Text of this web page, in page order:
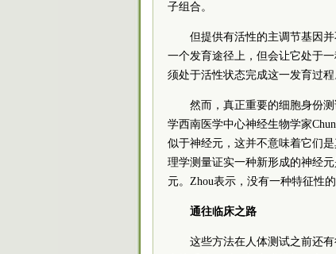
子组合。
但提供有活性的主调节基因
一个发育途径上，但会让它处于
须处于活性状态完成这一发育过程
然而，真正重要的细胞身份
学西南医学中心神经生物学家
似于神经元，这并不意味着它们
理学测量证实一种新形成的神经
元。Zhou表示，没有一种特征性
通往临床之路
这些方法在人体测试之前还